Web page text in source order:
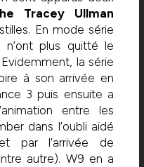
Tracey Ullman
En mode série
plus quitté le
la série
à son arrivée en
3 puis ensuite a
entre les
dans l’oubli aidé
par l’arrivée de
autre). W9 en a